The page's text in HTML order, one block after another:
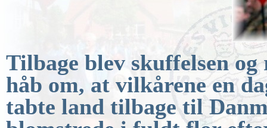
Tilbage blev skuffelsen og
håb om, at vilkårene en
tabte land tilbage til